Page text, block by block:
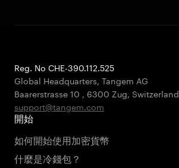
Reg. No CHE-390.112.525
Global Headquarters, Tangem AG
Baarerstrasse 10 , 6300 Zug, Switzerland
support@tangem.com
開始
如何開始使用加密貨幣
什麼是冷錢包？